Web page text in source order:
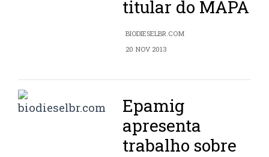
titular do MAPA
BIODIESELBR.COM
20 NOV 2013
Epamig
apresenta
trabalho sobre